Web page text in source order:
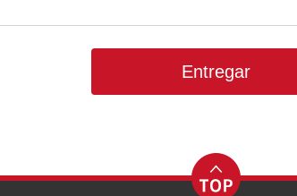
Entregar